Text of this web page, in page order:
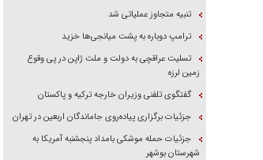
تنبیه متجاوز عملیاتی شد
ترامپ دوباره به پشت میانجی‌ها خزید
تسلیت عراقچی به دولت و ملت ژاپن در پی وقوع
زمین لرزه
گفتگوی تلفنی وزیران خارجه ترکیه و پاکستان
جزئیات برگزاری پیاده‌روی جاماندگان اربعین در تهران
جزئیات حمله موشکی بامداد پنجشنبه آمریکا به
شهرستان بوشهر